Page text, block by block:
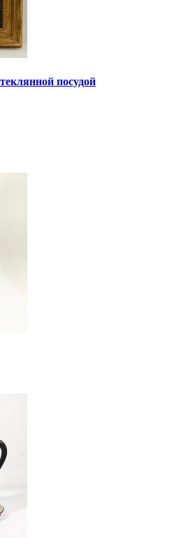
посудой